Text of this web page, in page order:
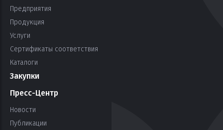
Предприятия
Продукция
Услуги
Сертификаты соответствия
Каталоги
Закупки
Пресс-Центр
Новости
Публикации